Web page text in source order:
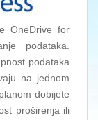
OneDrive for
podataka.
podataka
na jednom
dobijete
proširenja ili